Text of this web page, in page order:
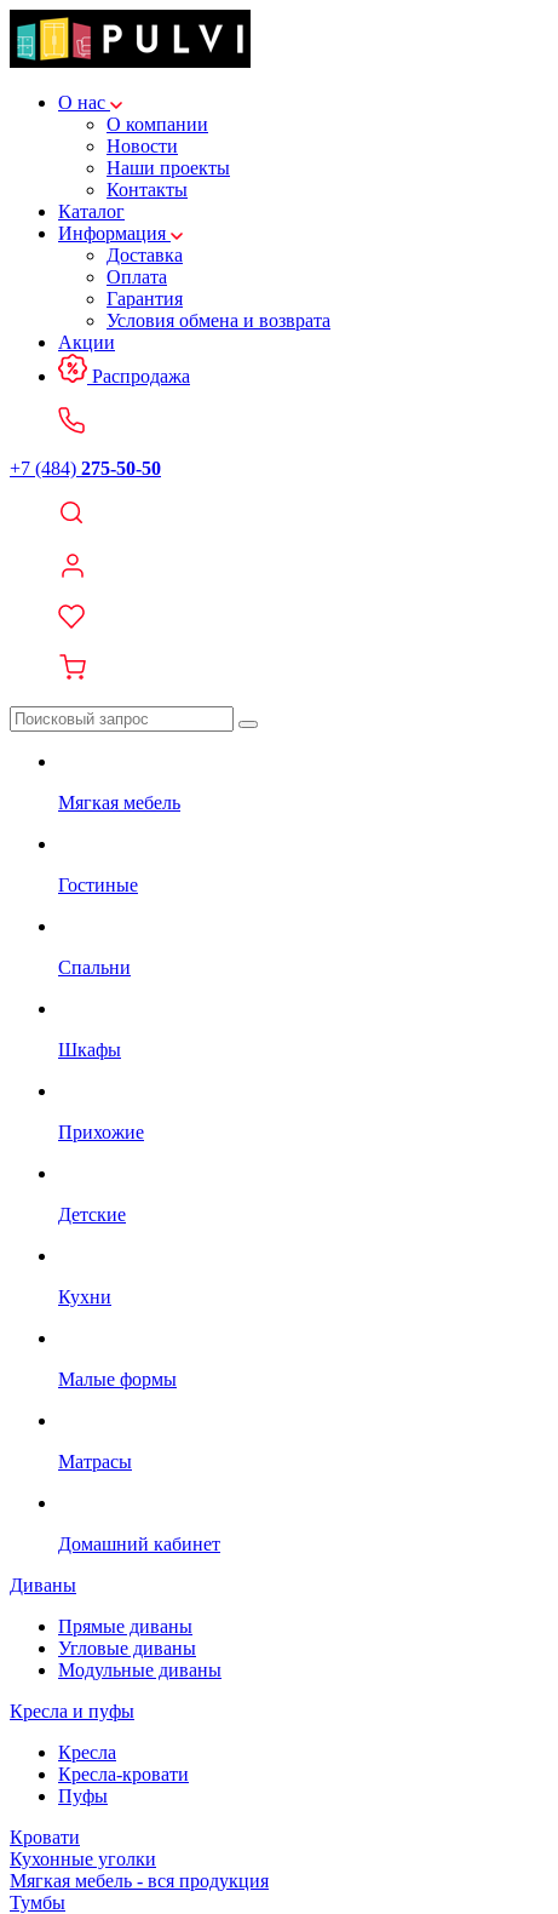
О нас
О компании
Новости
Наши проекты
Контакты
Каталог
Информация
Доставка
Оплата
Гарантия
Условия обмена и возврата
Акции
Распродажа
+7 (484) 275-50-50
Мягкая мебель
Гостиные
Спальни
Шкафы
Прихожие
Детские
Кухни
Малые формы
Матрасы
Домашний кабинет
Диваны
Прямые диваны
Угловые диваны
Модульные диваны
Кресла и пуфы
Кресла
Кресла-кровати
Пуфы
Кровати
Кухонные уголки
Мягкая мебель - вся продукция
Тумбы